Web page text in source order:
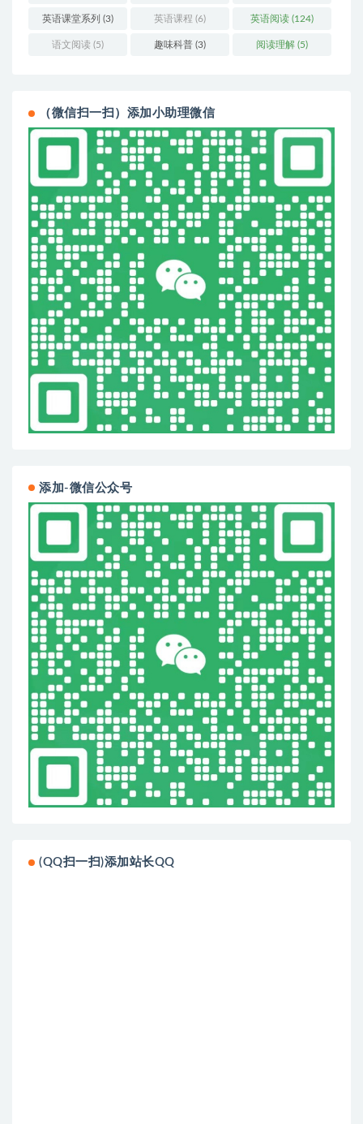
英语课堂系列 (3) 英语课程 (6) 英语阅读 (124)
语文阅读 (5) 趣味科普 (3) 阅读理解 (5)
（微信扫一扫）添加小助理微信
添加-微信公众号
(QQ扫一扫)添加站长QQ